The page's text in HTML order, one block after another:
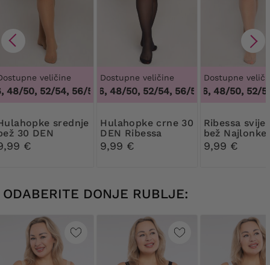
veličine
50, 52/54, 56/58, 60/62,44/46, 48/50, 52/54, 56/58,
30 DEN
€
Dostupne veličine
44/46, 48/50, 52/54, 56/58, 60/62,44/46,
Hulahopke crne 30
DEN Ribessa
9,99 €
Dostupne
44/46, 48/50, 52/
Ribessa svijetlo
bež Najlonke
DEN
9,99 €
ODABERITE DONJE RUBLJE: